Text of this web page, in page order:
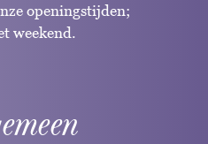
openingstijden;
weekend.